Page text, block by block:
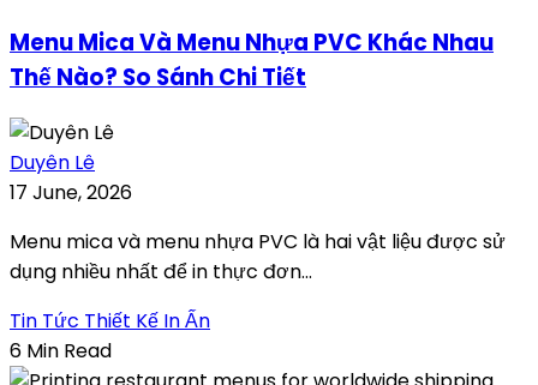
Menu Mica Và Menu Nhựa PVC Khác Nhau
Thế Nào? So Sánh Chi Tiết
Duyên Lê
17 June, 2026
Menu mica và menu nhựa PVC là hai vật liệu được sử
dụng nhiều nhất để in thực đơn...
Tin Tức Thiết Kế In Ấn
6 Min Read